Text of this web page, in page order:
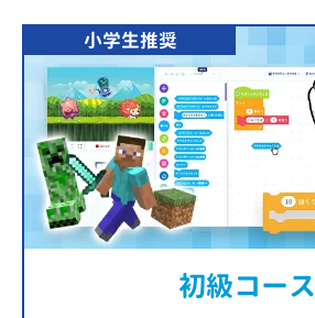
小学生推奨
初級コース